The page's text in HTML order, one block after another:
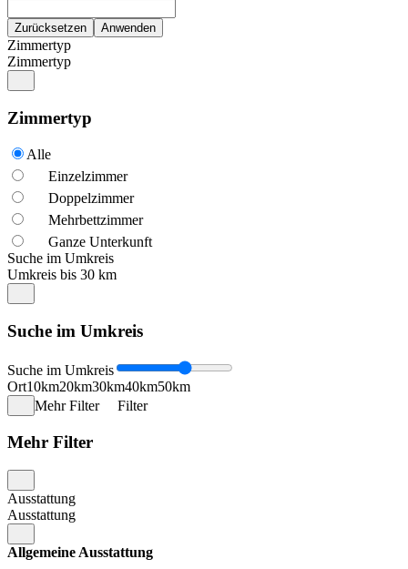
Zimmertyp
Zimmertyp
Zimmertyp
Alle
Einzelzimmer
Doppelzimmer
Mehrbettzimmer
Ganze Unterkunft
Suche im Umkreis
Umkreis bis 30 km
Suche im Umkreis
Suche im Umkreis
Ort10km20km30km40km50km
Mehr Filter
Filter
Mehr Filter
Ausstattung
Ausstattung
Allgemeine Ausstattung